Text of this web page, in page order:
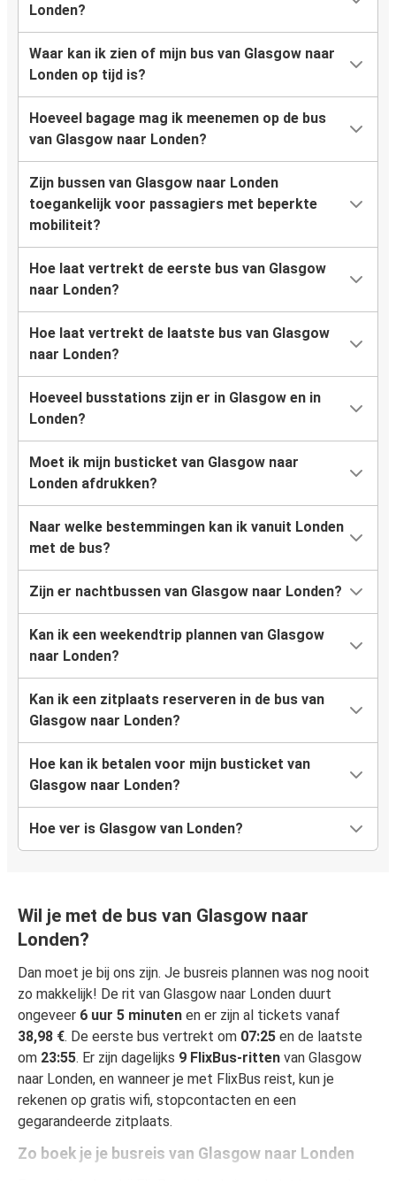
Londen?
Waar kan ik zien of mijn bus van Glasgow naar
Londen op tijd is?
Hoeveel bagage mag ik meenemen op de bus
van Glasgow naar Londen?
Zijn bussen van Glasgow naar Londen
toegankelijk voor passagiers met beperkte
mobiliteit?
Hoe laat vertrekt de eerste bus van Glasgow
naar Londen?
Hoe laat vertrekt de laatste bus van Glasgow
naar Londen?
Hoeveel busstations zijn er in Glasgow en in
Londen?
Moet ik mijn busticket van Glasgow naar
Londen afdrukken?
Naar welke bestemmingen kan ik vanuit Londen
met de bus?
Zijn er nachtbussen van Glasgow naar Londen?
Kan ik een weekendtrip plannen van Glasgow
naar Londen?
Kan ik een zitplaats reserveren in de bus van
Glasgow naar Londen?
Hoe kan ik betalen voor mijn busticket van
Glasgow naar Londen?
Hoe ver is Glasgow van Londen?
Wil je met de bus van Glasgow naar
Londen?
Dan moet je bij ons zijn. Je busreis plannen was nog nooit
zo makkelijk! De rit van Glasgow naar Londen duurt
ongeveer 6 uur 5 minuten en er zijn al tickets vanaf
38,98 €. De eerste bus vertrekt om 07:25 en de laatste
om 23:55. Er zijn dagelijks 9 FlixBus-ritten van Glasgow
naar Londen, en wanneer je met FlixBus reist, kun je
rekenen op gratis wifi, stopcontacten en een
gegarandeerde zitplaats.
Zo boek je je busreis van Glasgow naar Londen